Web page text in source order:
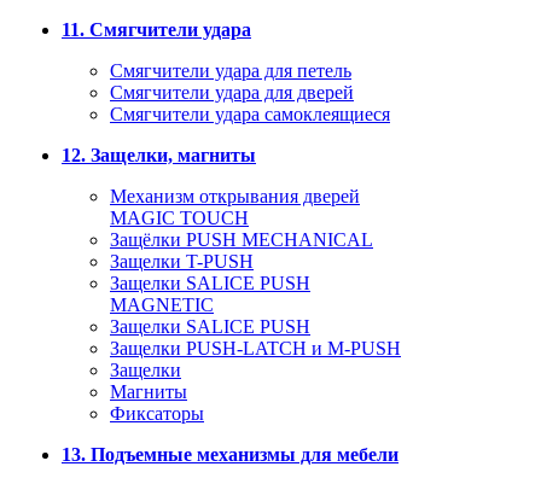
11. Смягчители удара
Смягчители удара для петель
Смягчители удара для дверей
Cмягчители удара самоклеящиеся
12. Защелки, магниты
Механизм открывания дверей
MAGIC TOUCH
Защёлки PUSH MECHANICAL
Защелки T-PUSH
Защелки SALICE PUSH
MAGNETIC
Защелки SALICE PUSH
Защелки PUSH-LATCH и M-PUSH
Защелки
Магниты
Фиксаторы
13. Подъемные механизмы для мебели